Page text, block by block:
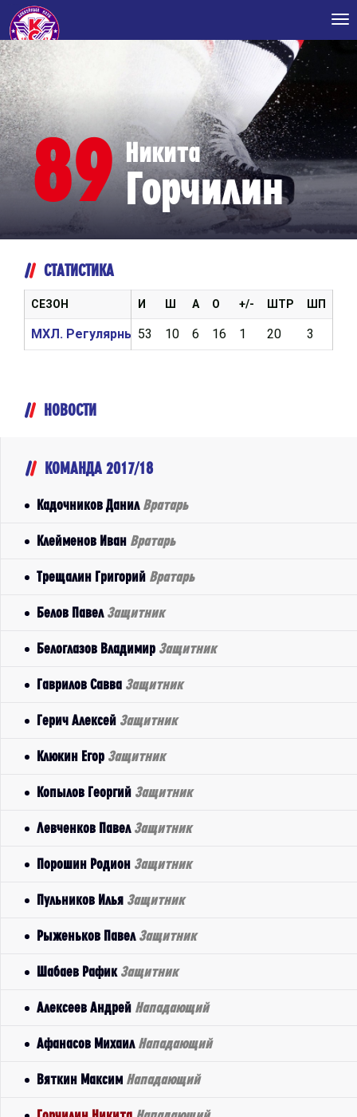
89 Никита
Горчилин
СТАТИСТИКА
И Ш А О +/- ШТР ШП
53 10 6 16 1 20 3
СЕЗОН
МХЛ. Регулярный чемпионат 2017/2018
НОВОСТИ
КОМАНДА 2017/18
Кадочников Данил Вратарь
Клейменов Иван Вратарь
Трещалин Григорий Вратарь
Белов Павел Защитник
Белоглазов Владимир Защитник
Гаврилов Савва Защитник
Герич Алексей Защитник
Клюкин Егор Защитник
Копылов Георгий Защитник
Левченков Павел Защитник
Порошин Родион Защитник
Пульников Илья Защитник
Рыженьков Павел Защитник
Шабаев Рафик Защитник
Алексеев Андрей Нападающий
Афанасов Михаил Нападающий
Вяткин Максим Нападающий